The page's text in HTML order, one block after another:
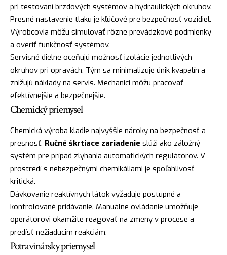
pri testovaní brzdových systémov a hydraulických okruhov.
Presné nastavenie tlaku je kľúčové pre bezpečnosť vozidiel.
Výrobcovia môžu simulovať rôzne prevádzkové podmienky
a overiť funkčnosť systémov.
Servisné dielne oceňujú možnosť izolácie jednotlivých
okruhov pri opravách. Tým sa minimalizuje únik kvapalín a
znižujú náklady na servis. Mechanici môžu pracovať
efektívnejšie a bezpečnejšie.
Chemický priemysel
Chemická výroba kladie najvyššie nároky na bezpečnosť a
presnosť. Ručné škrtiace zariadenie slúži ako záložný
systém pre prípad zlyhania automatických regulátorov. V
prostredí s nebezpečnými chemikáliami je spoľahlivosť
kritická.
Dávkovanie reaktívnych látok vyžaduje postupné a
kontrolované pridávanie. Manuálne ovládanie umožňuje
operátorovi okamžite reagovať na zmeny v procese a
predísť nežiaducim reakciám.
Potravinársky priemysel